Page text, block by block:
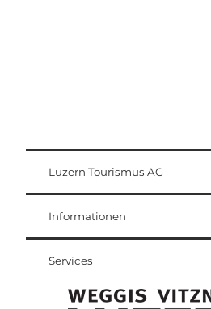
Gästekarte
Weggis Vitznau Rigi
Luzern Tourismus AG
Informationen
Services